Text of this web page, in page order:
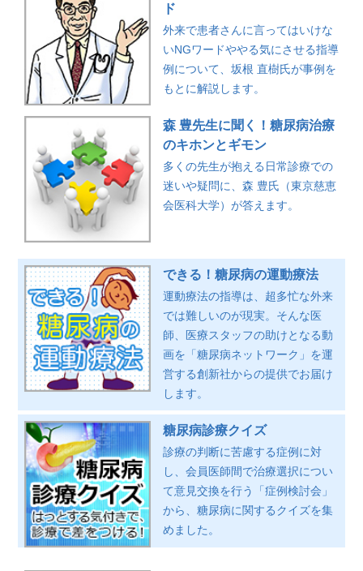
ド
外来で患者さんに言ってはいけな
いNGワードややる気にさせる指導
例について、坂根 直樹氏が事例を
もとに解説します。
森 豊先生に聞く！糖尿病治療
のキホンとギモン
多くの先生が抱える日常診療での
迷いや疑問に、森 豊氏（東京慈恵
会医科大学）が答えます。
できる！糖尿病の運動療法
運動療法の指導は、超多忙な外来
では難しいのが現実。そんな医
師、医療スタッフの助けとなる動
画を「糖尿病ネットワーク」を運
営する創新社からの提供でお届け
します。
糖尿病診療クイズ
診療の判断に苦慮する症例に対
し、会員医師間で治療選択につい
て意見交換を行う「症例検討会」
から、糖尿病に関するクイズを集
めました。